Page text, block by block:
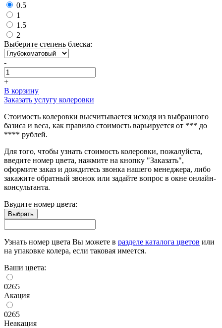
0.5
1
1.5
2
Выберите степень блеска:
-
+
В корзину
Заказать услугу колеровки
Стоимость колеровки высчитывается исходя из выбранного
базиса и веса, как правило стоимость варьируется от *** до
**** рублей.
Для того, чтобы узнать стоимость колеровки, пожалуйста,
введите номер цвета, нажмите на кнопку "Заказать",
оформите заказ и дождитесь звонка нашего менеджера, либо
закажите обратный звонок или задайте вопрос в окне онлайн-
консультанта.
Ввудите номер цвета:
Узнать номер цвета Вы можете в разделе каталога цветов или
на упаковке колера, если таковая имеется.
Ваши цвета:
0265
Акация
0265
Неакация